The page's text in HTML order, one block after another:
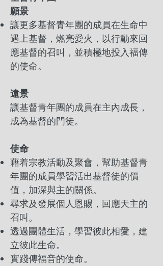
願景
讓更多基督青年團的成員在生命中
遇上基督，燃亮愛火，以行動來回
應基督的召叫，並積極地投入福傳
的使命。
遠景
讓基督青年團的成員在主內成長，
成為基督的門徒。
使命
藉着宗教活動及聚會，幫助基督青
年團的成員學習活出基督徒的價
值，加深與主的關係。
尋求及發展個人恩賜，回應天主的
召叫。
透過團體生活，學習彼此相愛，建
立彼此生命。
實踐傳福音的使命。